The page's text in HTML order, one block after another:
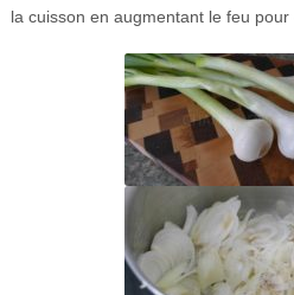
la cuisson en augmentant le feu